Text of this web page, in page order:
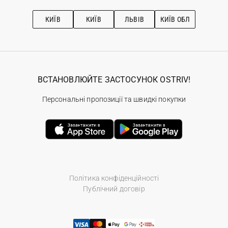
Рекомендації з догляду
КИЇВ КИЇВ ЛЬВІВ КИЇВ ОБЛ
Політика конфіденційності
Публічний договір
ВСТАНОВЛЮЙТЕ ЗАСТОСУНОК OSTRIV!
Персональні пропозиції та швидкі покупки